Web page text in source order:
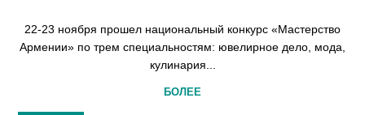
22-23 ноября прошел национальный конкурс «Мастерство
Армении» по трем специальностям: ювелирное дело, мода,
кулинария...
БОЛЕЕ